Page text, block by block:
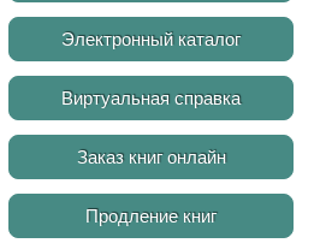
Электронный каталог
Виртуальная справка
Заказ книг онлайн
Продление книг